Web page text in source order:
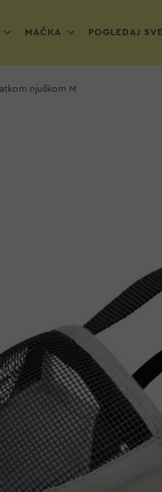
MAČKA POGLEDAJ
njuškom M